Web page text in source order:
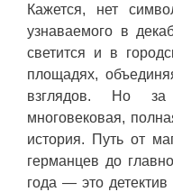
Кажется, нет
узнаваемого в
светится и в
площадях,
взглядов. Но за
многовековая,
история. Путь от
германцев до
года — это